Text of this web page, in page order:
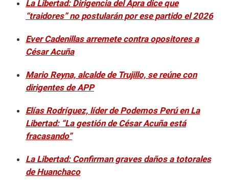
La Libertad: Dirigencia del Apra dice que
“traidores” no postularán por ese partido el 2026
Ever Cadenillas arremete contra opositores a
César Acuña
Mario Reyna, alcalde de Trujillo, se reúne con
dirigentes de APP
Elías Rodríguez, líder de Podemos Perú en La
Libertad: “La gestión de César Acuña está
fracasando”
La Libertad: Confirman graves daños a totorales
de Huanchaco